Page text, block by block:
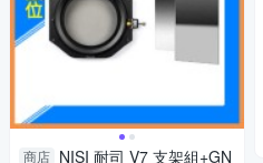
商店 NISI 耐司 V7 支架組+GN